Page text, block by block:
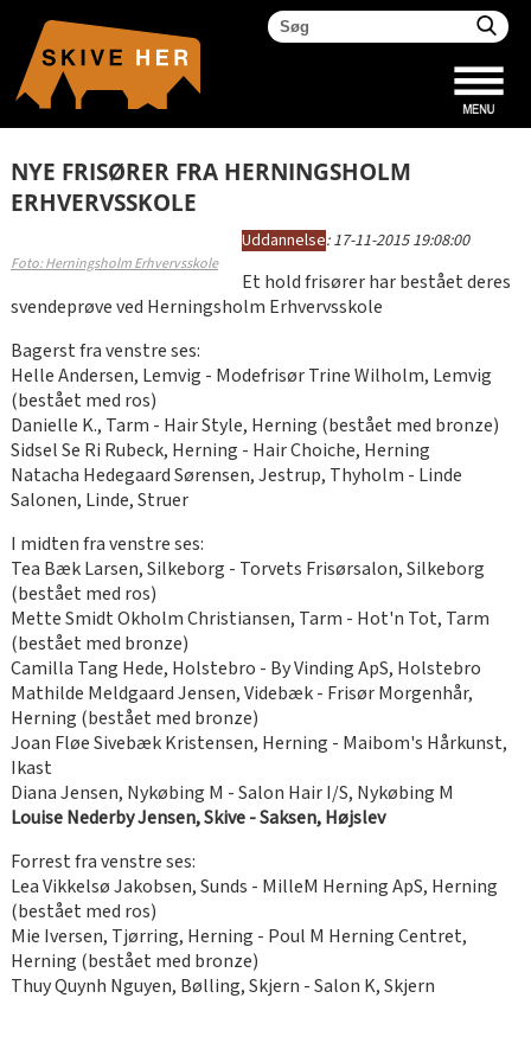
NYE FRISØRER FRA HERNINGSHOLM
ERHVERVSSKOLE
Foto: Herningsholm Erhvervsskole
Uddannelse:17-11-2015 19:08:00
Et hold frisører har bestået deres
svendeprøve ved Herningsholm Erhvervsskole
Bagerst fra venstre ses:
Helle Andersen, Lemvig - Modefrisør Trine Wilholm, Lemvig
(bestået med ros)
Danielle K., Tarm - Hair Style, Herning (bestået med bronze)
Sidsel Se Ri Rubeck, Herning - Hair Choiche, Herning
Natacha Hedegaard Sørensen, Jestrup, Thyholm - Linde
Salonen, Linde, Struer
I midten fra venstre ses:
Tea Bæk Larsen, Silkeborg - Torvets Frisørsalon, Silkeborg
(bestået med ros)
Mette Smidt Okholm Christiansen, Tarm - Hot'n Tot, Tarm
(bestået med bronze)
Camilla Tang Hede, Holstebro - By Vinding ApS, Holstebro
Mathilde Meldgaard Jensen, Videbæk - Frisør Morgenhår,
Herning (bestået med bronze)
Joan Fløe Sivebæk Kristensen, Herning - Maibom's Hårkunst,
Ikast
Diana Jensen, Nykøbing M - Salon Hair I/S, Nykøbing M
Louise Nederby Jensen, Skive - Saksen, Højslev
Forrest fra venstre ses:
Lea Vikkelsø Jakobsen, Sunds - MilleM Herning ApS, Herning
(bestået med ros)
Mie Iversen, Tjørring, Herning - Poul M Herning Centret,
Herning (bestået med bronze)
Thuy Quynh Nguyen, Bølling, Skjern - Salon K, Skjern